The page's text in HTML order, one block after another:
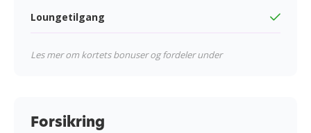
Loungetilgang
Les mer om kortets bonuser og fordeler under
Forsikring